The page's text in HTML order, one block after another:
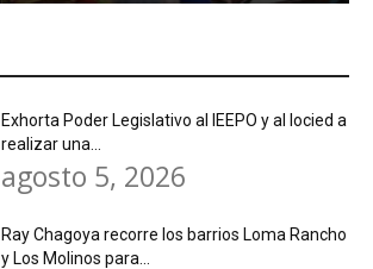
Exhorta Poder Legislativo al IEEPO y al Iocied a
realizar una...
agosto 5, 2026
Ray Chagoya recorre los barrios Loma Rancho
y Los Molinos para...